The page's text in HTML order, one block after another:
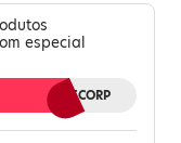
especial
MAISMANTECORP